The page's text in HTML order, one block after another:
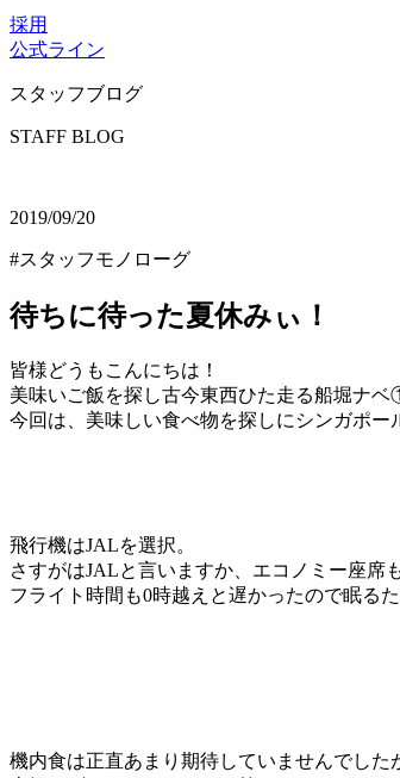
採用
公式ライン
スタッフブログ
STAFF BLOG
2019/09/20
#スタッフモノローグ
待ちに待った夏休みぃ！
皆様どうもこんにちは！
美味いご飯を探し古今東西ひた走る船堀ナベ
今回は、美味しい食べ物を探しにシンガポー
飛行機はJALを選択。
さすがはJALと言いますか、エコノミー座席
フライト時間も0時越えと遅かったので眠る
機内食は正直あまり期待していませんでした